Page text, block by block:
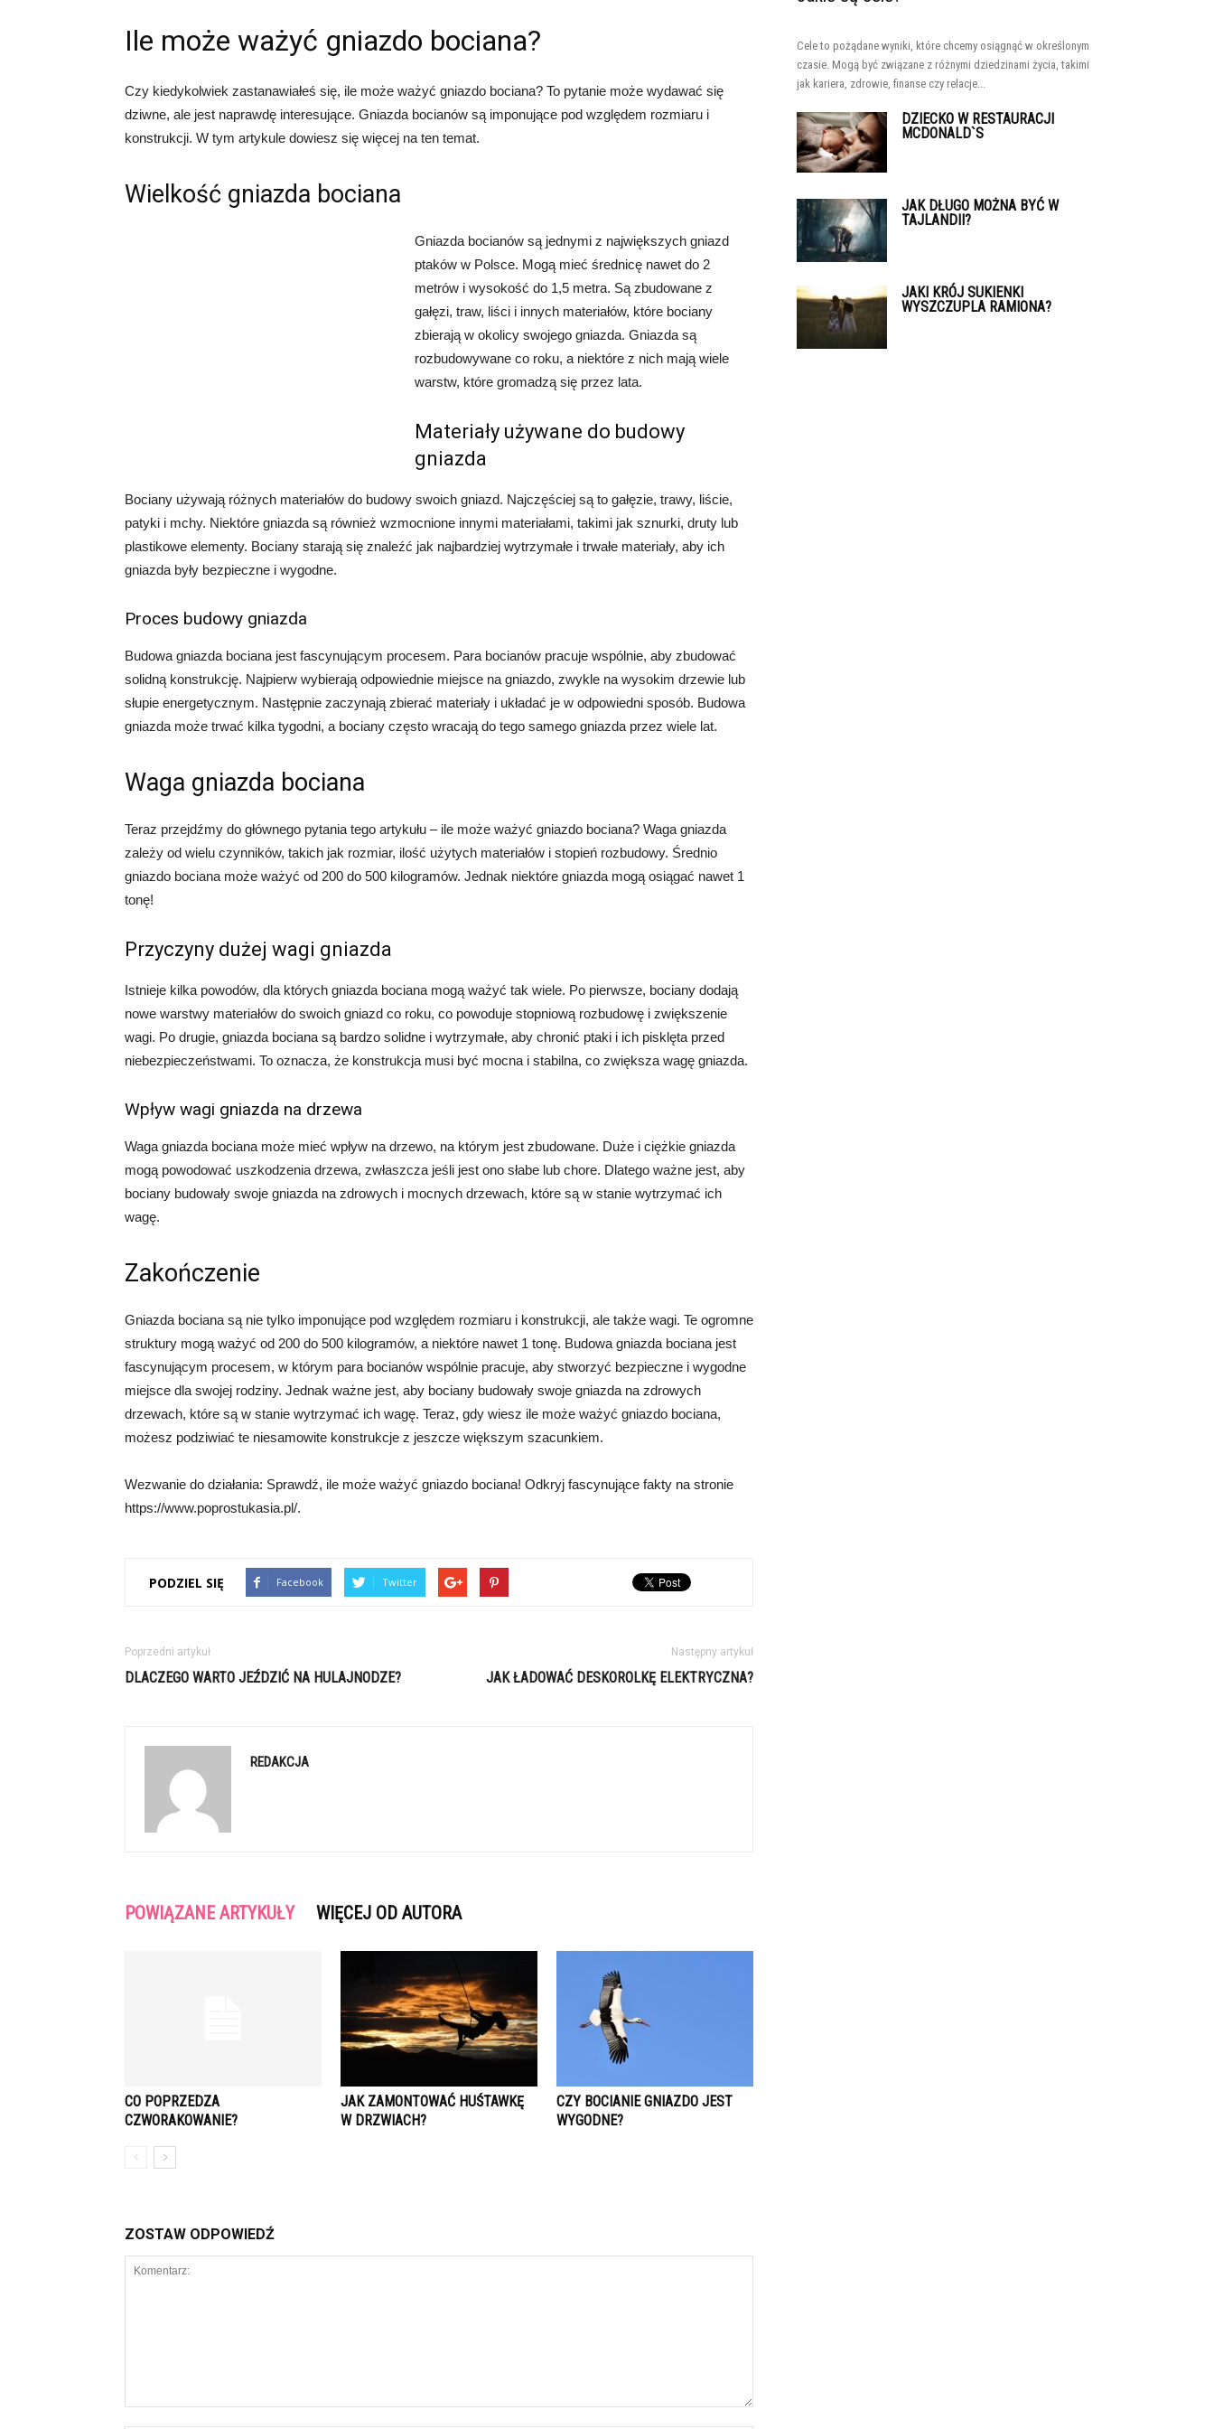
Ile może ważyć gniazdo bociana?
Czy kiedykolwiek zastanawiałeś się, ile może ważyć gniazdo bociana? To pytanie może wydawać się
dziwne, ale jest naprawdę interesujące. Gniazda bocianów są imponujące pod względem rozmiaru i
konstrukcji. W tym artykule dowiesz się więcej na ten temat.
Wielkość gniazda bociana
Gniazda bocianów są jednymi z największych gniazd
ptaków w Polsce. Mogą mieć średnicę nawet do 2
metrów i wysokość do 1,5 metra. Są zbudowane z
gałęzi, traw, liści i innych materiałów, które bociany
zbierają w okolicy swojego gniazda. Gniazda są
rozbudowywane co roku, a niektóre z nich mają wiele
warstw, które gromadzą się przez lata.
Materiały używane do budowy
gniazda
Bociany używają różnych materiałów do budowy swoich gniazd. Najczęściej są to gałęzie, trawy, liście,
patyki i mchy. Niektóre gniazda są również wzmocnione innymi materiałami, takimi jak sznurki, druty lub
plastikowe elementy. Bociany starają się znaleźć jak najbardziej wytrzymałe i trwałe materiały, aby ich
gniazda były bezpieczne i wygodne.
Proces budowy gniazda
Budowa gniazda bociana jest fascynującym procesem. Para bocianów pracuje wspólnie, aby zbudować
solidną konstrukcję. Najpierw wybierają odpowiednie miejsce na gniazdo, zwykle na wysokim drzewie lub
słupie energetycznym. Następnie zaczynają zbierać materiały i układać je w odpowiedni sposób. Budowa
gniazda może trwać kilka tygodni, a bociany często wracają do tego samego gniazda przez wiele lat.
Waga gniazda bociana
Teraz przejdźmy do głównego pytania tego artykułu – ile może ważyć gniazdo bociana? Waga gniazda
zależy od wielu czynników, takich jak rozmiar, ilość użytych materiałów i stopień rozbudowy. Średnio
gniazdo bociana może ważyć od 200 do 500 kilogramów. Jednak niektóre gniazda mogą osiągać nawet 1
tonę!
Przyczyny dużej wagi gniazda
Istnieje kilka powodów, dla których gniazda bociana mogą ważyć tak wiele. Po pierwsze, bociany dodają
nowe warstwy materiałów do swoich gniazd co roku, co powoduje stopniową rozbudowę i zwiększenie
wagi. Po drugie, gniazda bociana są bardzo solidne i wytrzymałe, aby chronić ptaki i ich pisklęta przed
niebezpieczeństwami. To oznacza, że konstrukcja musi być mocna i stabilna, co zwiększa wagę gniazda.
Wpływ wagi gniazda na drzewa
Waga gniazda bociana może mieć wpływ na drzewo, na którym jest zbudowane. Duże i ciężkie gniazda
mogą powodować uszkodzenia drzewa, zwłaszcza jeśli jest ono słabe lub chore. Dlatego ważne jest, aby
bociany budowały swoje gniazda na zdrowych i mocnych drzewach, które są w stanie wytrzymać ich
wagę.
Zakończenie
Gniazda bociana są nie tylko imponujące pod względem rozmiaru i konstrukcji, ale także wagi. Te ogromne
struktury mogą ważyć od 200 do 500 kilogramów, a niektóre nawet 1 tonę. Budowa gniazda bociana jest
fascynującym procesem, w którym para bocianów wspólnie pracuje, aby stworzyć bezpieczne i wygodne
miejsce dla swojej rodziny. Jednak ważne jest, aby bociany budowały swoje gniazda na zdrowych
drzewach, które są w stanie wytrzymać ich wagę. Teraz, gdy wiesz ile może ważyć gniazdo bociana,
możesz podziwiać te niesamowite konstrukcje z jeszcze większym szacunkiem.
Wezwanie do działania: Sprawdź, ile może ważyć gniazdo bociana! Odkryj fascynujące fakty na stronie
https://www.poprostukasia.pl/.
PODZIEL SIĘ Facebook Twitter
Poprzedni artykuł
DLACZEGO WARTO JEŹDZIĆ NA HULAJNODZE?
Następny artykuł
JAK ŁADOWAĆ DESKOROLKĘ ELEKTRYCZNA?
REDAKCJA
POWIĄZANE ARTYKUŁY WIĘCEJ OD AUTORA
CO POPRZEDZA
CZWORAKOWANIE?
JAK ZAMONTOWAĆ HUŚTAWKĘ
W DRZWIACH?
CZY BOCIANIE GNIAZDO JEST
WYGODNE?
ZOSTAW ODPOWIEDŹ
Cele to pożądane wyniki, które chcemy osiągnąć w określonym
czasie. Mogą być związane z różnymi dziedzinami życia, takimi
jak kariera, zdrowie, finanse czy relacje...
DZIECKO W RESTAURACJI
MCDONALD`S
JAK DŁUGO MOŻNA BYĆ W
TAJLANDII?
JAKI KRÓJ SUKIENKI
WYSZCZUPLA RAMIONA?